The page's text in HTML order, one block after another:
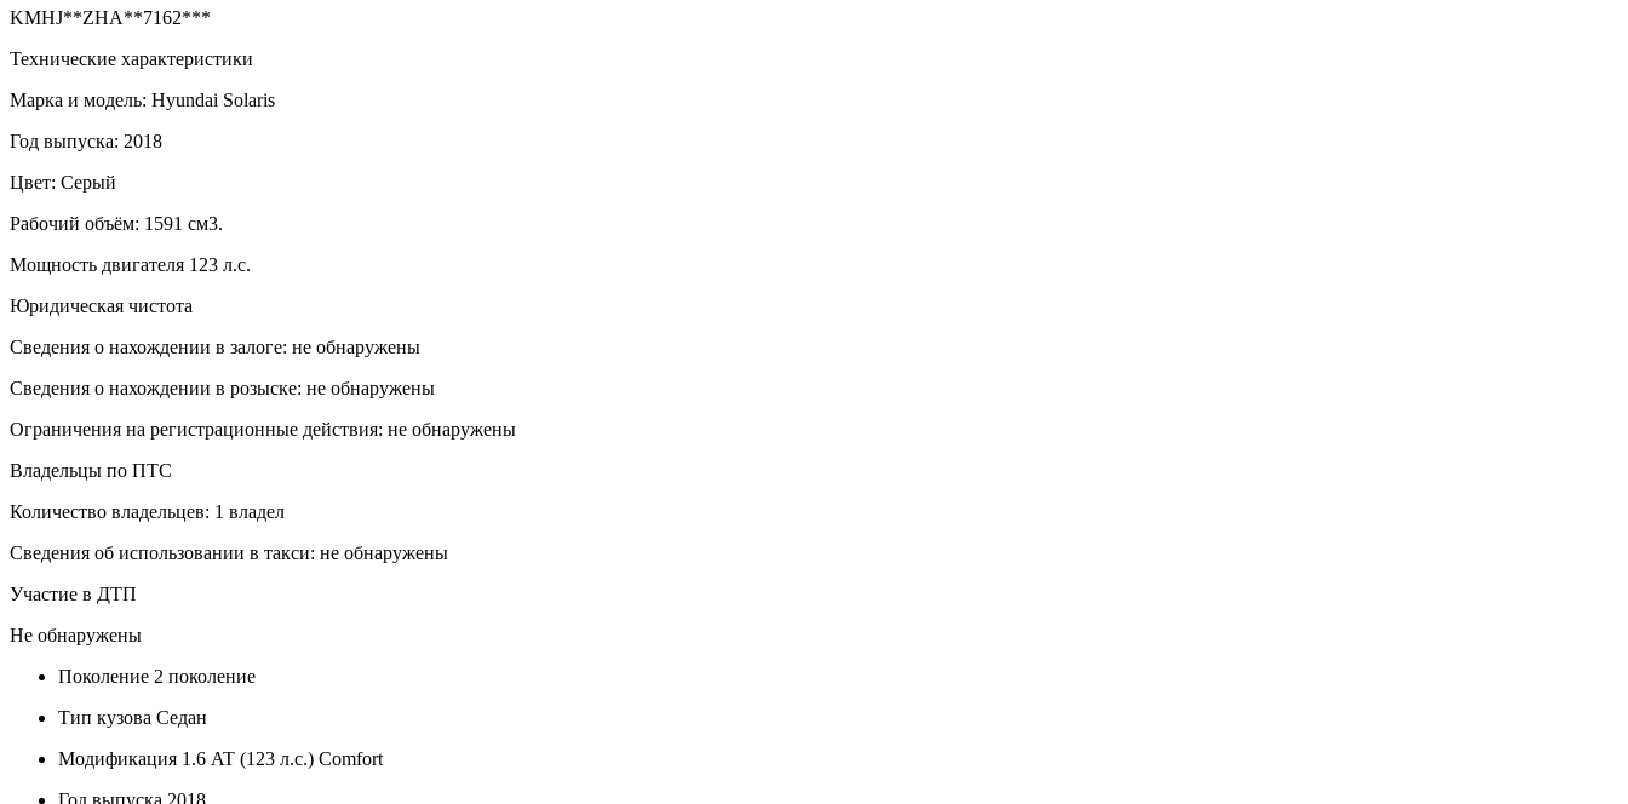
KMHJ**ZHA**7162***
Технические характеристики
Марка и модель: Hyundai Solaris
Год выпуска: 2018
Цвет: Серый
Рабочий объём: 1591 см3.
Мощность двигателя 123 л.с.
Юридическая чистота
Сведения о нахождении в залоге: не обнаружены
Сведения о нахождении в розыске: не обнаружены
Ограничения на регистрационные действия: не обнаружены
Владельцы по ПТС
Количество владельцев: 1 владел
Сведения об использовании в такси: не обнаружены
Участие в ДТП
Не обнаружены
Поколение 2 поколение
Тип кузова Седан
Модификация 1.6 AT (123 л.с.) Comfort